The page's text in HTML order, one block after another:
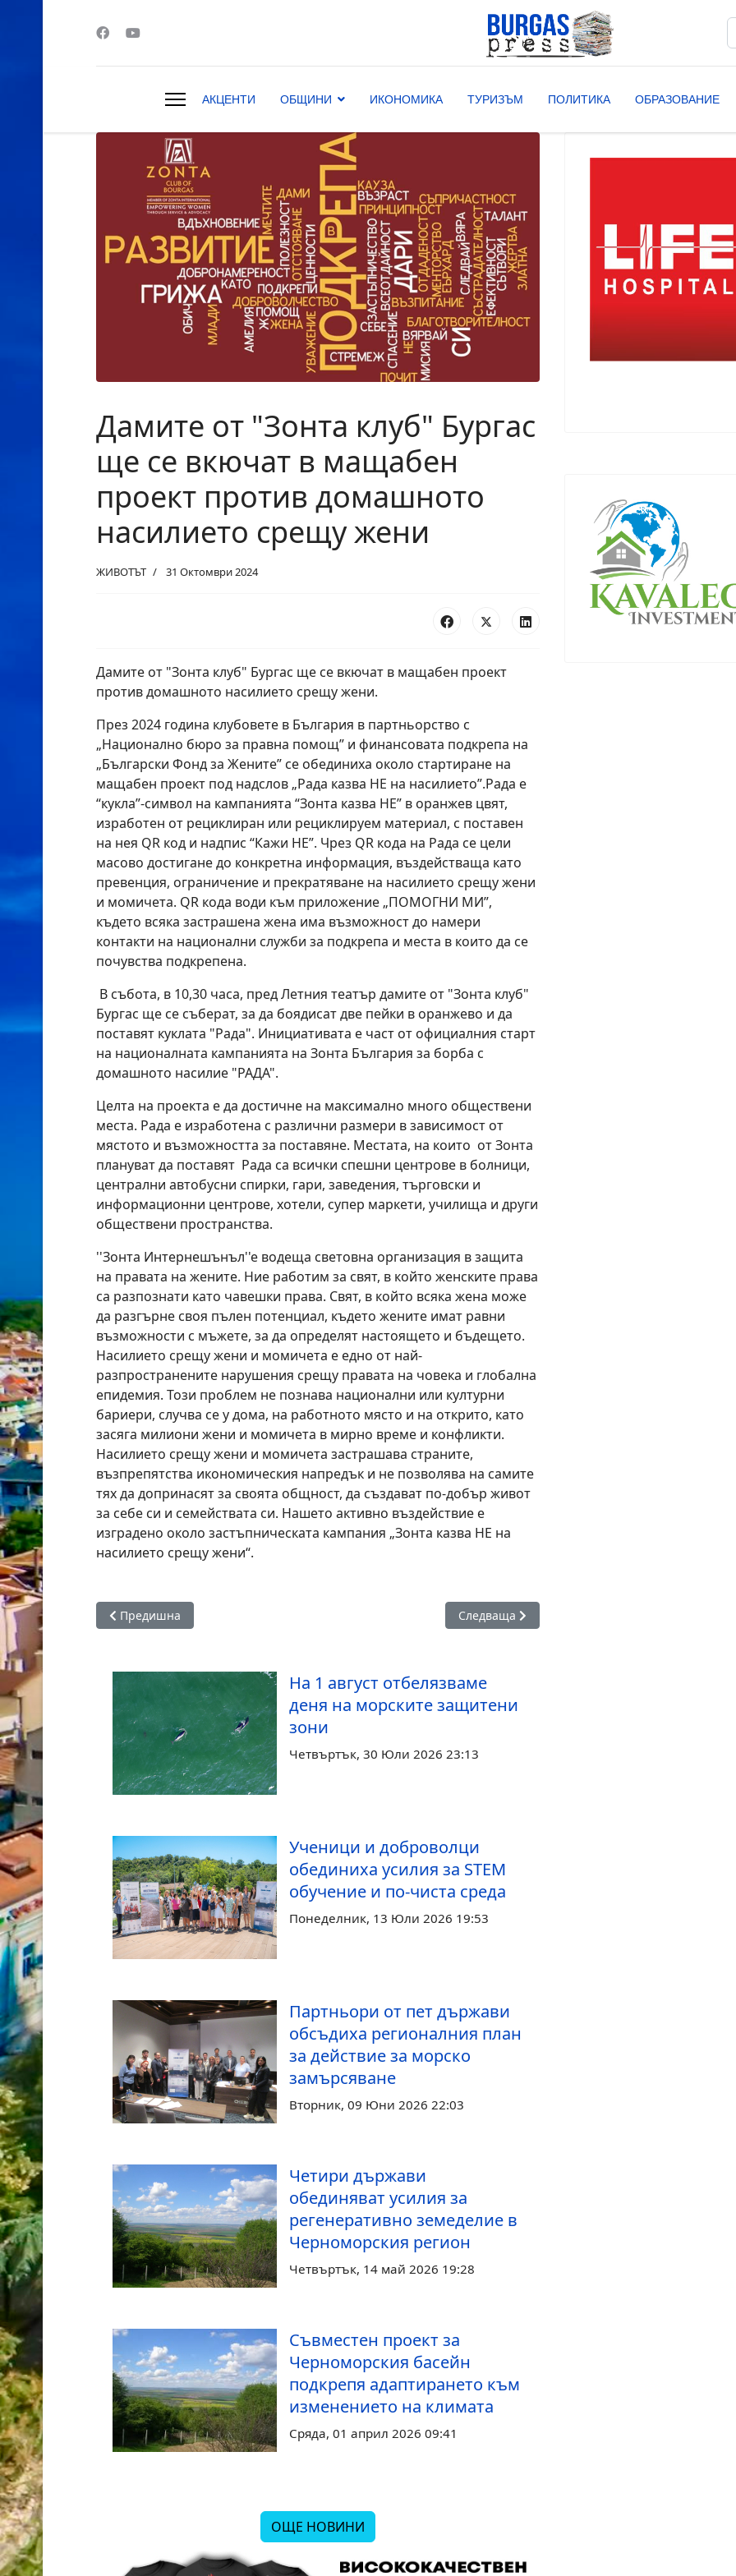
АКЦЕНТИ ОБЩИНИ ИКОНОМИКА ТУРИЗЪМ ПОЛИТИКА ОБРАЗОВАНИЕ
Дамите от "Зонта клуб" Бургас
ще се вкючат в мащабен
проект против домашното
насилието срещу жени
ЖИВОТЪТ 31 Октомври 2024
Дамите от "Зонта клуб" Бургас ще се вкючат в мащабен проект
против домашното насилието срещу жени.
През 2024 година клубовете в България в партньорство с
„Национално бюро за правна помощ” и финансовата подкрепа на
„Български Фонд за Жените” се обединиха около стартиране на
мащабен проект под надслов „Рада казва НЕ на насилието”.Рада е
“кукла”-символ на кампанията “Зонта казва НЕ” в оранжев цвят,
изработен от рециклиран или рециклируем материал, с поставен
на нея QR код и надпис “Кажи НЕ”. Чрез QR кода на Рада се цели
масово достигане до конкретна информация, въздействаща като
превенция, ограничение и прекратяване на насилието срещу жени
и момичета. QR кода води към приложение „ПОМОГНИ МИ”,
където всяка застрашена жена има възможност до намери
контакти на национални служби за подкрепа и места в които да се
почувства подкрепена.
В събота, в 10,30 часа, пред Летния театър дамите от "Зонта клуб"
Бургас ще се съберат, за да боядисат две пейки в оранжево и да
поставят куклата "Рада". Инициативата е част от официалния старт
на националната кампанията на Зонта България за борба с
домашното насилие "РАДА".
Целта на проекта e да достичне на максимално много обществени
места. Рада е изработена с различни размери в зависимост от
мястото и възможността за поставяне. Местата, на които от Зонта
плануват да поставят Рада са всички спешни центрове в болници,
централни автобусни спирки, гари, заведения, търговски и
информационни центрове, хотели, супер маркети, училища и други
обществени пространства.
''Зонта Интернешънъл''е водеща световна организация в защита
на правата на жените. Ние работим за свят, в който женските права
са разпознати като чавешки права. Свят, в който всяка жена може
да разгърне своя пълен потенциал, където жените имат равни
възможности с мъжете, за да определят настоящето и бъдещето.
Насилието срещу жени и момичета е едно от най-
разпространените нарушения срещу правата на човека и глобална
епидемия. Този проблем не познава национални или културни
бариери, случва се у дома, на работното място и на открито, като
засяга милиони жени и момичета в мирно време и конфликти.
Насилието срещу жени и момичета застрашава страните,
възпрепятства икономическия напредък и не позволява на самите
тях да допринасят за своята общност, да създават по-добър живот
за себе си и семействата си. Нашето активно въздействие е
изградено около застъпническата кампания „Зонта казва НЕ на
насилието срещу жени“.
Предишна статия: За Деня на Черно море доброволци почистиха труднодостъпно дере с алпийски техники
Предишна Следваща статия: Заради ремонт на
Следваща
На 1 август отбелязваме
деня на морските защитени
зони
Четвъртък, 30 Юли 2026 23:13
Ученици и доброволци
обединиха усилия за STEM
обучение и по‑чиста среда
Понеделник, 13 Юли 2026 19:53
Партньори от пет държави
обсъдиха регионалния план
за действие за морско
замърсяване
Вторник, 09 Юни 2026 22:03
Четири държави
обединяват усилия за
регенеративно земеделие в
Черноморския регион
Четвъртък, 14 май 2026 19:28
Съвместен проект за
Черноморския басейн
подкрепя адаптирането към
изменението на климата
Сряда, 01 април 2026 09:41
ОЩЕ НОВИНИ